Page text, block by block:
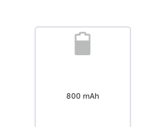
800 mAh